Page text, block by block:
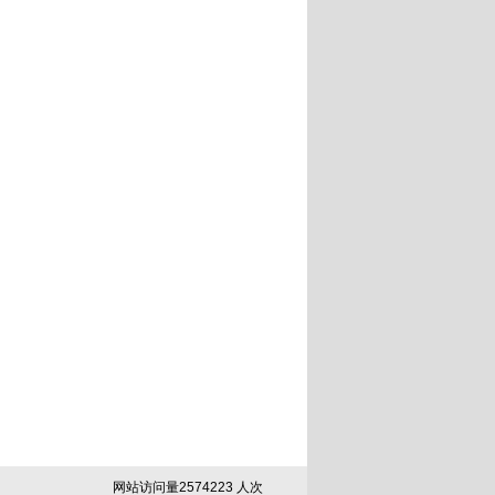
网站访问量2574223 人次